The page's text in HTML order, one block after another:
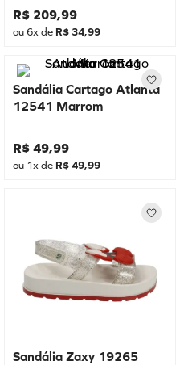
R$ 209,99
ou6x de R$ 34,99
Sandália Cartago Atlanta
12541 Marrom
R$ 49,99
ou 1x de R$49,99
Sandália Zaxy 19265